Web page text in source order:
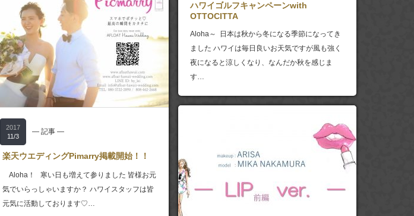
ハワイゴルフキャンペーンwith
OTTOCITTA
Aloha～ 日本は秋から冬になる季節になってき
ました ハワイは毎日良いお天気ですが風も強く
夜になると涼しくなり、なんだか秋を感じま
す…
2017
11/3
― 記事 ―
楽天ウエディングPimarry掲載開始！！
Aloha！ 寒い日も増えて参りました 皆様お元
気でいらっしゃいますか？ ハワイスタッフは皆
元気に活動しております♡…